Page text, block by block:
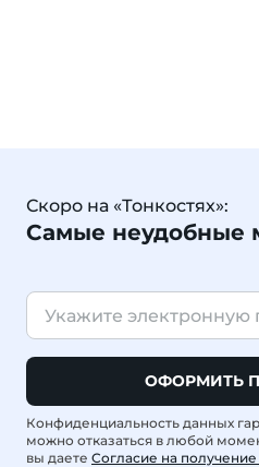
Скоро на «Тонкостях»:
Самые неудобные
ОФОРМИТЬ
Конфиденциальность данных
можно отказаться в любой
вы даете Согласие на